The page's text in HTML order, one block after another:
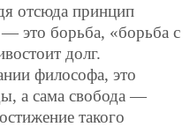
отсюда принцип
это борьба, «борьба с
долг.
философа, это
а сама свобода —
такого